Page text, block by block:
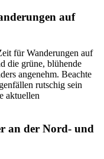
auf
für Wanderungen auf
die grüne, blühende
angenehm. Beachte
rutschig sein
aktuellen
an der Nord- und